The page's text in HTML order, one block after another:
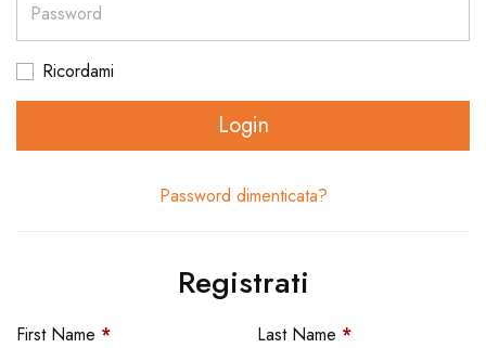
Password
Ricordami
Login
Password dimenticata?
Registrati
First Name * Last Name *